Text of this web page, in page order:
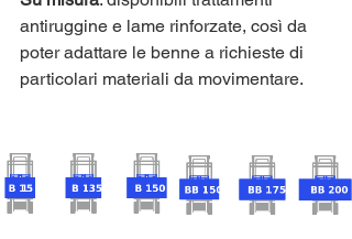
antiruggine e lame rinforzate, così da
poter adattare le benne a richieste di
particolari materiali da movimentare.